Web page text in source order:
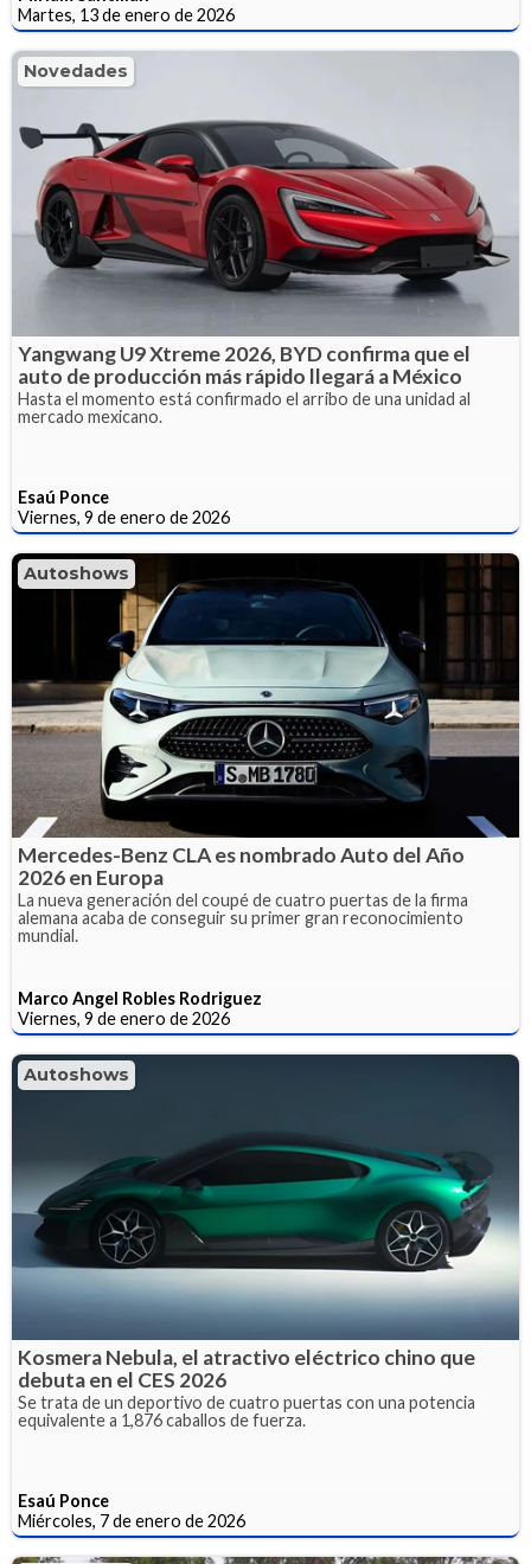
Martes, 13 de enero de 2026
Novedades
Yangwang U9 Xtreme 2026, BYD confirma que el
auto de producción más rápido llegará a México
Hasta el momento está confirmado el arribo de una unidad al
mercado mexicano.
Esaú Ponce
Viernes, 9 de enero de 2026
Autoshows
Mercedes-Benz CLA es nombrado Auto del Año
2026 en Europa
La nueva generación del coupé de cuatro puertas de la firma
alemana acaba de conseguir su primer gran reconocimiento
mundial.
Marco Angel Robles Rodriguez
Viernes, 9 de enero de 2026
Autoshows
Kosmera Nebula, el atractivo eléctrico chino que
debuta en el CES 2026
Se trata de un deportivo de cuatro puertas con una potencia
equivalente a 1,876 caballos de fuerza.
Esaú Ponce
Miércoles, 7 de enero de 2026